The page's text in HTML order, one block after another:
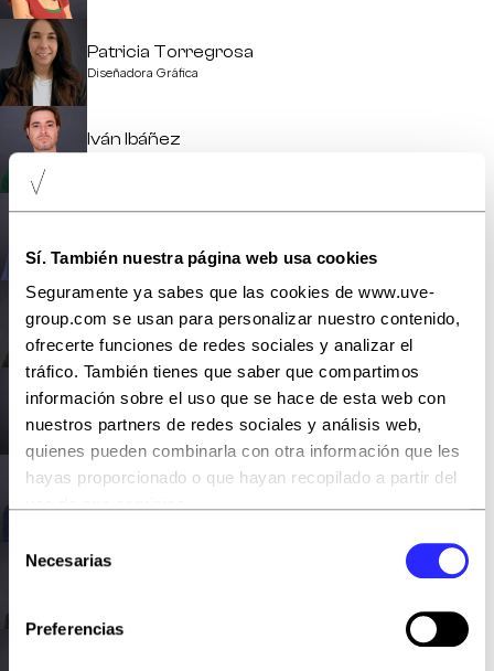
Sí. También nuestra página web usa cookies
Seguramente ya sabes que las cookies de www.uve-
group.com se usan para personalizar nuestro contenido,
ofrecerte funciones de redes sociales y analizar el
tráfico. También tienes que saber que compartimos
información sobre el uso que se hace de esta web con
nuestros partners de redes sociales y análisis web,
quienes pueden combinarla con otra información que les
hayas proporcionado o que hayan recopilado a partir del
Puedes aceptar todas las cookies pulsando el botón
“Aceptar todas” o rechazarlas con “Rechazar todas”.
También puedes escogerlas y, por lo tanto, aceptar o
rechazar las que quieras con el botón “Permitir la
Necesarias
Preferencias
Patricia Torregrosa
Diseñadora Gráfica
Iván Ibáñez
Software Development Manager
Jordi Comes
Jesús del Río
Desarrollador FullStack
Rubén Losada
Desarrollador FullStack